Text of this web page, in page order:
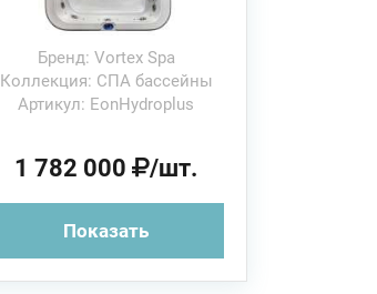
Hydroplus
Бренд: Vortex Spa
Коллекция: СПА бассейны
Артикул: EonHydroplus
1 782 000 /шт.
Показать